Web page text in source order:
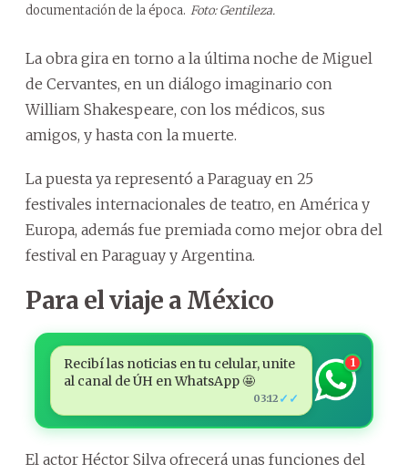
documentación de la época. Foto: Gentileza.
La obra gira en torno a la última noche de Miguel
de Cervantes, en un diálogo imaginario con
William Shakespeare, con los médicos, sus
amigos, y hasta con la muerte.
La puesta ya representó a Paraguay en 25
festivales internacionales de teatro, en América y
Europa, además fue premiada como mejor obra del
festival en Paraguay y Argentina.
Para el viaje a México
Recibí las noticias en tu celular, unite
al canal de ÚH en WhatsApp 🤩
03:12 ✓✓
1
El actor Héctor Silva ofrecerá unas funciones del